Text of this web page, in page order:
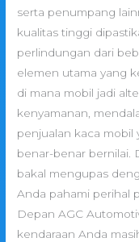
serta penumpang
kualitas tinggi
perlindungan dari
elemen utama yang
di mana mobil jadi
kenyamanan,
penjualan kaca mobil
benar-benar bernilai.
bakal mengupas
Anda pahami perihal
Depan AGC
kendaraan Anda